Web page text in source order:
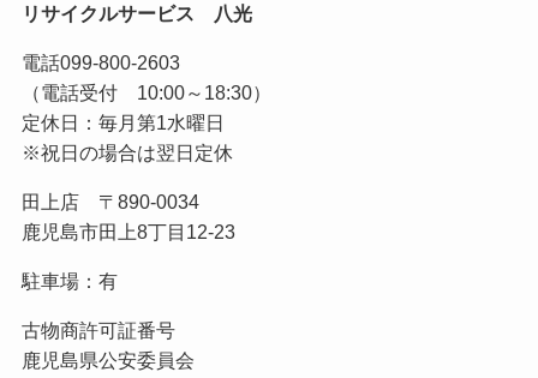
リサイクルサービス 八光
電話099-800-2603
（電話受付 10:00～18:30）
定休日：毎月第1水曜日
※祝日の場合は翌日定休
田上店 〒890-0034
鹿児島市田上8丁目12-23
駐車場：有
古物商許可証番号
鹿児島県公安委員会